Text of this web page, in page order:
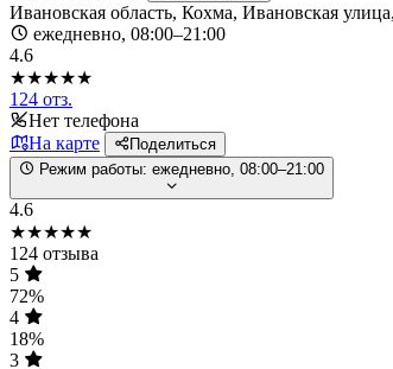
Ивановская область, Кохма, Ивановская
ежедневно, 08:00–21:00
4.6
★★★★★
124 отз.
Нет телефона
На карте
Поделиться
Режим работы: ежедневно, 08:00–21:00
4.6
★★★★★
124 отзыва
5
72%
4
18%
3